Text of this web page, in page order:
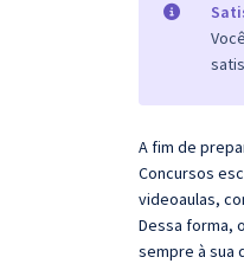
A fim de
Concursos
videoaulas,
Dessa forma,
sempre à sua